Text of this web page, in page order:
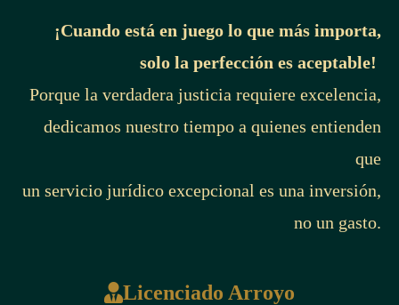
¡Cuando está en juego lo que más importa,
solo la perfección es aceptable!
Porque la verdadera justicia requiere excelencia,
dedicamos nuestro tiempo a quienes entienden
que
un servicio jurídico excepcional es una inversión,
no un gasto.
Licenciado Arroyo